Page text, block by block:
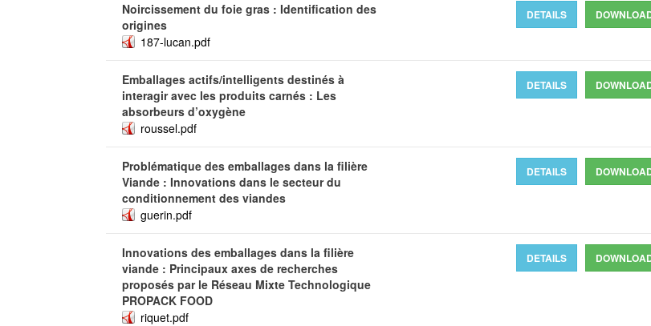
Noircissement du foie gras : Identification des
origines
187-lucan.pdf
DETAILS
Emballages actifs/intelligents destinés à
interagir avec les produits carnés : Les
absorbeurs d’oxygène
roussel.pdf
DETAILS
Problématique des emballages dans la filière
Viande : Innovations dans le secteur du
conditionnement des viandes
guerin.pdf
DETAILS
Innovations des emballages dans la filière
viande : Principaux axes de recherches
proposés par le Réseau Mixte Technologique
PROPACK FOOD
riquet.pdf
DETAILS